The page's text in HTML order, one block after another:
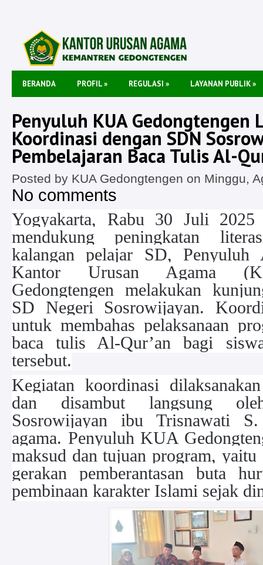
BERANDA PROFIL» REGULASI » LAYANAN PUBLIK»
Penyuluh KUA Gedongtengen
Koordinasi dengan SDN
Pembelajaran Baca Tulis Al-
Posted by KUA Gedongtengen on Minggu,
No comments
Yogyakarta, Rabu 30 Juli
mendukung peningkatan
kalangan pelajar SD, Penyuluh
Kantor Urusan Agama
Gedongtengen melakukan
SD Negeri Sosrowijayan.
untuk membahas pelaksanaan
baca tulis Al-Qur’an bagi
tersebut.
Kegiatan koordinasi
dan disambut langsung
Sosrowijayan ibu Trisnawati
agama. Penyuluh KUA
maksud dan tujuan program, yaitu
gerakan pemberantasan buta
pembinaan karakter Islami sejak